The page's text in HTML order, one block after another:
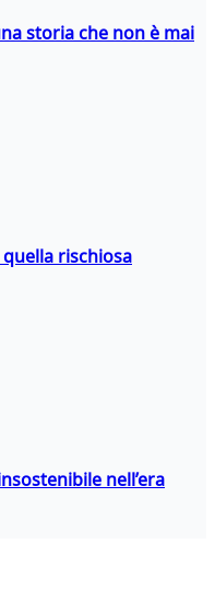
storia che non è mai
rischiosa
nell’era